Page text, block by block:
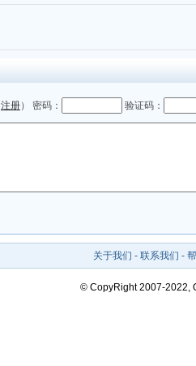
注册） 密码： 验证码：
关于我们 - 联系我们 -
© CopyRight 2007-2022,